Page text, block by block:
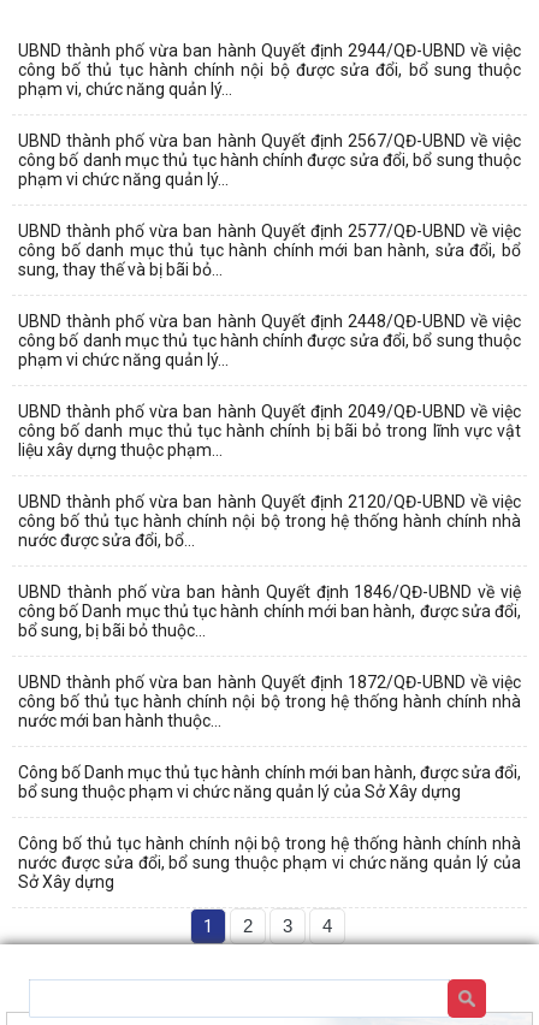
UBND thành phố vừa ban hành Quyết định 2944/QĐ-UBND về việc
công bố thủ tục hành chính nội bộ được sửa đổi, bổ sung thuộc
phạm vi, chức năng quản lý...
UBND thành phố vừa ban hành Quyết định 2567/QĐ-UBND về việc
công bố danh mục thủ tục hành chính được sửa đổi, bổ sung thuộc
phạm vi chức năng quản lý...
UBND thành phố vừa ban hành Quyết định 2577/QĐ-UBND về việc
công bố danh mục thủ tục hành chính mới ban hành, sửa đổi, bổ
sung, thay thế và bị bãi bỏ...
UBND thành phố vừa ban hành Quyết định 2448/QĐ-UBND về việc
công bố danh mục thủ tục hành chính được sửa đổi, bổ sung thuộc
phạm vi chức năng quản lý...
UBND thành phố vừa ban hành Quyết định 2049/QĐ-UBND về việc
công bố danh mục thủ tục hành chính bị bãi bỏ trong lĩnh vực vật
liệu xây dựng thuộc phạm...
UBND thành phố vừa ban hành Quyết định 2120/QĐ-UBND về việc
công bố thủ tục hành chính nội bộ trong hệ thống hành chính nhà
nước được sửa đổi, bổ...
UBND thành phố vừa ban hành Quyết định 1846/QĐ-UBND về việ
công bố Danh mục thủ tục hành chính mới ban hành, được sửa đổi,
bổ sung, bị bãi bỏ thuộc...
UBND thành phố vừa ban hành Quyết định 1872/QĐ-UBND về việc
công bố thủ tục hành chính nội bộ trong hệ thống hành chính nhà
nước mới ban hành thuộc...
Công bố Danh mục thủ tục hành chính mới ban hành, được sửa đổi,
bổ sung thuộc phạm vi chức năng quản lý của Sở Xây dựng
Công bố thủ tục hành chính nội bộ trong hệ thống hành chính nhà
nước được sửa đổi, bổ sung thuộc phạm vi chức năng quản lý của
Sở Xây dựng
1 2 3 4